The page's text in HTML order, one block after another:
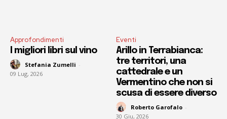
Approfondimenti
I migliori libri sul vino
Stefania Zumelli -
09 Lug, 2026
Eventi
Arillo in Terrabianca:
tre territori, una
cattedrale e un
Vermentino che non si
scusa di essere diverso
Roberto Garofalo -
30 Giu, 2026